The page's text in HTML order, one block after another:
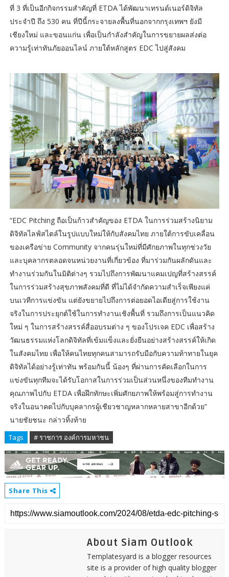
ที่ 3 ที่เป็นอีกกิจกรรมสำคัญที่ ETDA ได้พัฒนาเทรนด์เนอร์ดิจิทัล
ประจำปี ถึง 530 คน ที่ปีนี้กระจายลงพื้นที่นอกจากกรุงเทพฯ ยังมี
เชียงใหม่ และขอนแก่น เพื่อเป็นกำลังสำคัญในการขยายผลส่งต่อ
ความรู้เท่าทันภัยออนไลน์ ภายใต้หลักสูตร EDC ไปสู่สังคม
“EDC Pitching ถือเป็นก้าวสำคัญของ ETDA ในการร่วมสร้างนิยาม
ดิจิทัลไลฟ์สไตล์ในรูปแบบใหม่ให้กับสังคมไทย ภายใต้การขับเคลื่อน
ของเครือข่าย Community จากคนรุ่นใหม่ที่มีศักยภาพในทุกช่วงวัย
และบุคลากรตลอดจนหน่วยงานที่เกี่ยวข้อง ที่มาร่วมกันผลักดันและ
ทำงานร่วมกันในมิติต่างๆ รวมไปถึงการพัฒนาแคมเปญที่สร้างสรรค์
ในการร่วมสร้างสุขภาพสังคมที่ดี ที่ไม่ได้จำกัดความสำเร็จเพียงแค่
บนเวทีการแข่งขัน แต่ยังขยายไปถึงการต่อยอดไอเดียสู่การใช้งาน
จริงในการประยุกต์ใช้ในการทำงานเชิงพื้นที่ รวมถึงการเป็นแนวคิด
ใหม่ ๆ ในการสร้างสรรค์สื่ออบรมต่าง ๆ ของโปรเจค EDC เพื่อสร้าง
วัฒนธรรมแห่งโลกดิจิทัลที่เข้มแข็งและยั่งยืนอย่างสร้างสรรค์ให้เกิด
ในสังคมไทย เพื่อให้คนไทยทุกคนสามารถรับมือกับความท้าทายในยุค
ดิจิทัลได้อย่างรู้เท่าทัน พร้อมกันนี้ น้องๆ ที่ผ่านการคัดเลือกในการ
แข่งขันทุกทีมจะได้รับโอกาสในการร่วมเป็นส่วนหนึ่งของทีมทำงาน
คุณภาพไปกับ ETDA เพื่อฝึกทักษะเพิ่มศักยภาพให้พร้อมสู่การทำงาน
จริงในอนาคตไปกับบุคลากรผู้เชียวชาญหลากหลายสาขาอีกด้วย”
นายชัยชนะ กล่าวทิ้งท้าย
Tags # ราชการ องค์การมหาชน
Share This
About Siam Outlook
Templatesyard is a blogger resources
site is a provider of high quality blogger